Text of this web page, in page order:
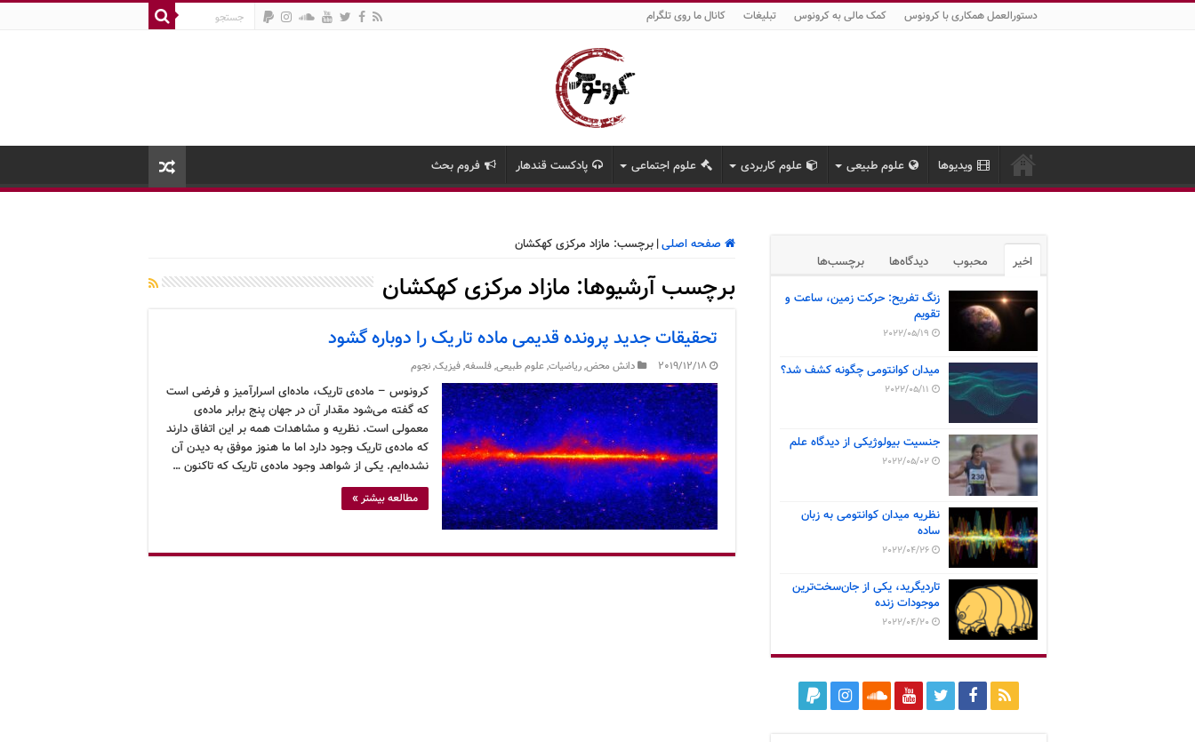
دستورالعمل همکاری با کرونوس کمک مالی به کرونوس تبلیغات کانال ما روی تلگرام
ویدیوها علوم طبیعی علوم کاربردی علوم اجتماعی پادکست قندهار فروم بحث
صفحه اصلی| برچسب: مازاد مرکزی کهکشان
برچسب آرشیوها: مازاد مرکزی کهکشان
تحقیقات جدید پرونده قدیمی ماده تاریک را دوباره گشود
2019/12/18 دانش محض,ریاضیات,علوم طبیعی,فلسفه,فیزیک,نجوم
کرونوس – ماده‌ی تاریک، ماده‌ای اسرارآمیز و فرضی است
که گفته می‌شود مقدار آن در جهان پنج برابر ماده‌ی
معمولی است. نظریه و مشاهدات همه بر این اتفاق دارند
که ماده‌ی تاریک وجود دارد اما ما هنوز موفق به دیدن آن
نشده‌ایم. یکی از شواهد وجود ماده‌ی تاریک که تاکنون …
مطالعه بیشتر »
اخیر محبوب دیدگاه‌ها برچسب‌ها
زنگ تفریح: حرکت زمین، ساعت و
تقویم
2022/05/19
میدان کوانتومی چگونه کشف شد؟
2022/05/11
جنسیت بیولوژیکی از دیدگاه علم
2022/05/02
نظریه میدان کوانتومی به زبان
ساده
2022/04/26
تاردیگرید، یکی از جان‌سخت‌ترین
موجودات زنده
2022/04/20